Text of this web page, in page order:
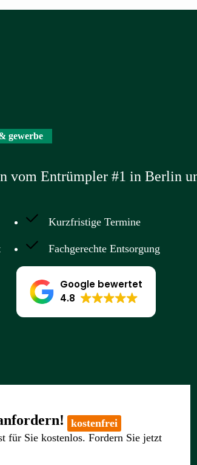
gewerbe
vom Entrümpler #1 in Berlin
Kurzfristige Termine
Fachgerechte Entsorgung
Google bewertet
4.8
kostenfrei
für Sie kostenlos. Fordern Sie jetzt